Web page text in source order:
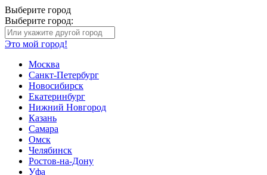
Выберите город
Выберите город:
Это мой город!
Москва
Санкт-Петербург
Новосибирск
Екатеринбург
Нижний Новгород
Казань
Самара
Омск
Челябинск
Ростов-на-Дону
Уфа